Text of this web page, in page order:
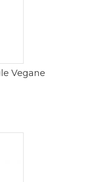
Vegane